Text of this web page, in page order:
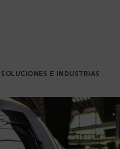
SOLUCIONES E INDUSTRIAS